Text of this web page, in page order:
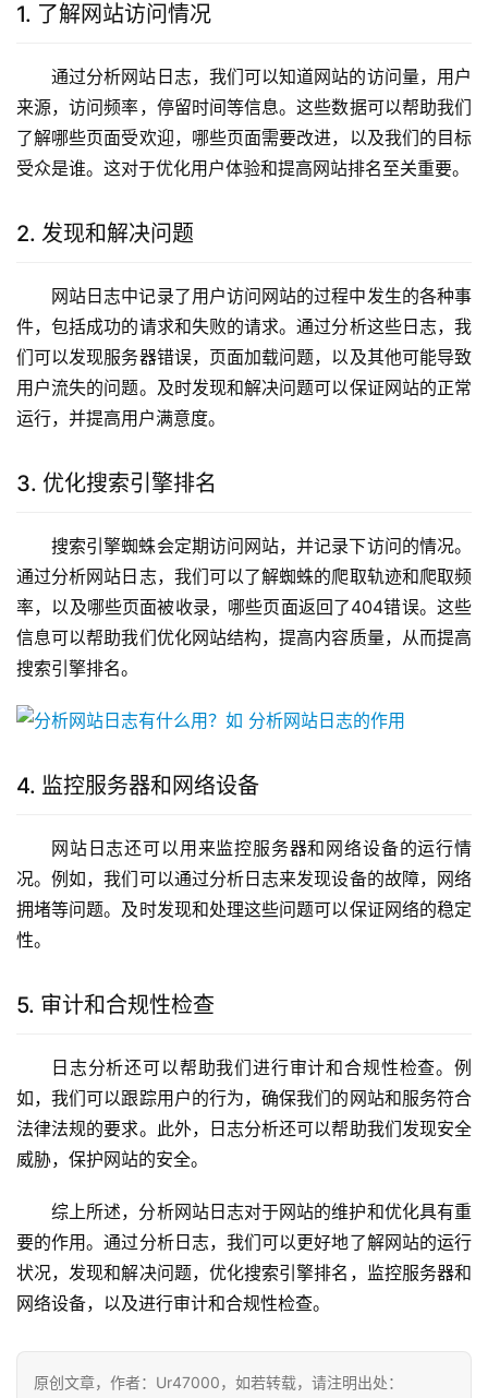
1. 了解网站访问情况
通过分析网站日志，我们可以知道网站的访问量，用户
来源，访问频率，停留时间等信息。这些数据可以帮助我们
了解哪些页面受欢迎，哪些页面需要改进，以及我们的目标
受众是谁。这对于优化用户体验和提高网站排名至关重要。
2. 发现和解决问题
网站日志中记录了用户访问网站的过程中发生的各种事
件，包括成功的请求和失败的请求。通过分析这些日志，我
们可以发现服务器错误，页面加载问题，以及其他可能导致
用户流失的问题。及时发现和解决问题可以保证网站的正常
运行，并提高用户满意度。
3. 优化搜索引擎排名
搜索引擎蜘蛛会定期访问网站，并记录下访问的情况。
通过分析网站日志，我们可以了解蜘蛛的爬取轨迹和爬取频
率，以及哪些页面被收录，哪些页面返回了404错误。这些
信息可以帮助我们优化网站结构，提高内容质量，从而提高
搜索引擎排名。
4. 监控服务器和网络设备
网站日志还可以用来监控服务器和网络设备的运行情
况。例如，我们可以通过分析日志来发现设备的故障，网络
拥堵等问题。及时发现和处理这些问题可以保证网络的稳定
性。
5. 审计和合规性检查
日志分析还可以帮助我们进行审计和合规性检查。例
如，我们可以跟踪用户的行为，确保我们的网站和服务符合
法律法规的要求。此外，日志分析还可以帮助我们发现安全
威胁，保护网站的安全。
综上所述，分析网站日志对于网站的维护和优化具有重
要的作用。通过分析日志，我们可以更好地了解网站的运行
状况，发现和解决问题，优化搜索引擎排名，监控服务器和
网络设备，以及进行审计和合规性检查。
原创文章，作者：Ur47000，如若转载，请注明出处：